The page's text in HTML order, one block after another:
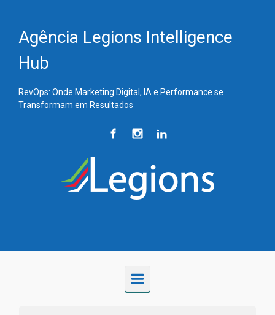
Agência Legions Intelligence
Hub
RevOps: Onde Marketing Digital, IA e Performance se
Transformam em Resultados